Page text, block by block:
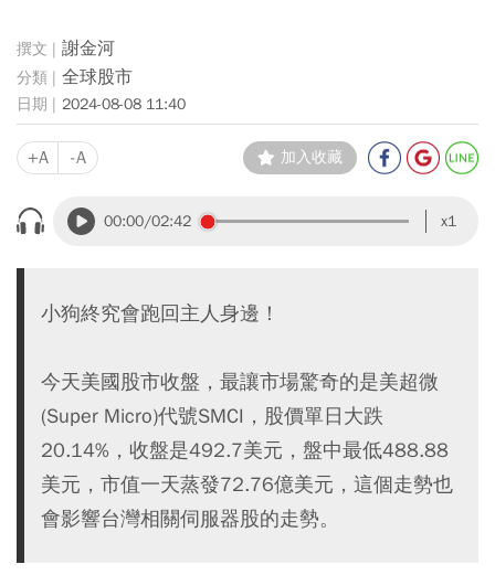
謝金河
全球股市
2024-08-08 11:40
+A -A 加入收藏
00:00/02:42 x1
小狗終究會跑回主人身邊！
今天美國股市收盤，最讓市場驚奇的是美超微
(Super Micro)代號SMCI，股價單日大跌
20.14%，收盤是492.7美元，盤中最低488.88
美元，市值一天蒸發72.76億美元，這個走勢也
會影響台灣相關伺服器股的走勢。